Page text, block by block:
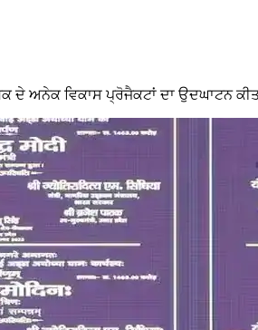
ਦੇ ਅਨੇਕ ਵਿਕਾਸ ਪ੍ਰੋਜੈਕਟਾਂ ਦਾ ਉਦਘਾਟਨ